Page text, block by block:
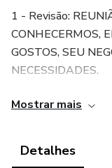
1 - Revisão:
CONHECERMOS,
GOSTOS, SEU
NECESSIDADES.
2 - Análise: E-
PRECISA PARA
Mostrar mais
Detalhes